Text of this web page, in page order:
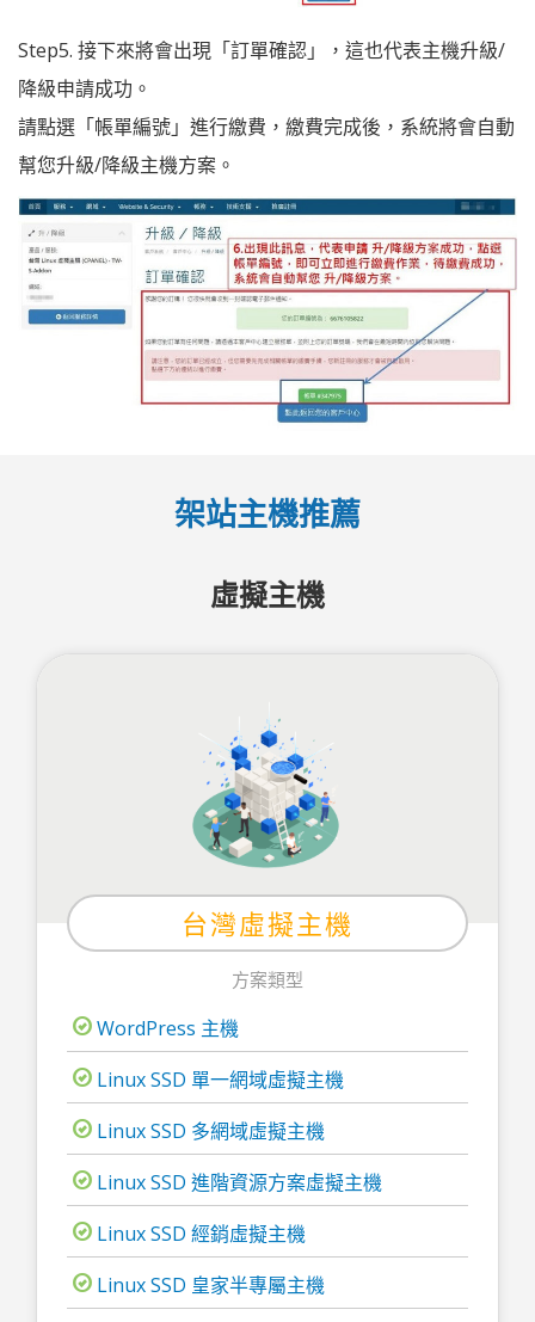
Step5. 接下來將會出現「訂單確認」，這也代表主機升級/
降級申請成功。
請點選「帳單編號」進行繳費，繳費完成後，系統將會自動
幫您升級/降級主機方案。
架站主機推薦
虛擬主機
台灣虛擬主機
方案類型
WordPress 主機
Linux SSD 單一網域虛擬主機
Linux SSD 多網域虛擬主機
Linux SSD 進階資源方案虛擬主機
Linux SSD 經銷虛擬主機
Linux SSD 皇家半專屬主機